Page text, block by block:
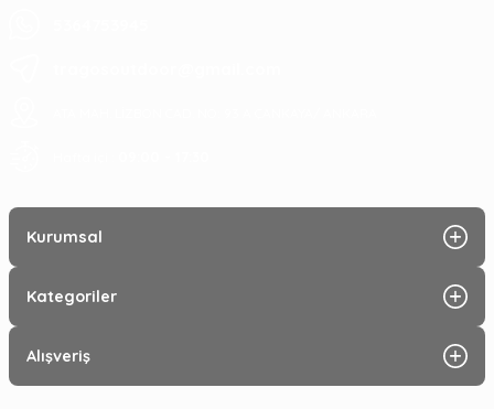
Kurumsal
Kategoriler
Alışveriş